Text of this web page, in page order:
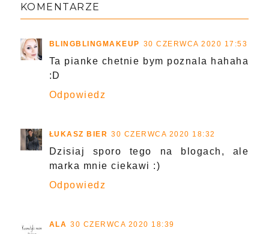
KOMENTARZE
BLINGBLINGMAKEUP 30 CZERWCA 2020 17:53
Ta pianke chetnie bym poznala hahaha
:D
Odpowiedz
ŁUKASZ BIER 30 CZERWCA 2020 18:32
Dzisiaj sporo tego na blogach, ale
marka mnie ciekawi :)
Odpowiedz
ALA 30 CZERWCA 2020 18:39